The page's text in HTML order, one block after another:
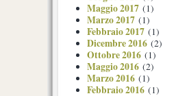
Maggio 2017 (1)
Marzo 2017 (1)
Febbraio 2017 (1)
Dicembre 2016 (2)
Ottobre 2016 (1)
Maggio 2016 (2)
Marzo 2016 (1)
Febbraio 2016 (1)